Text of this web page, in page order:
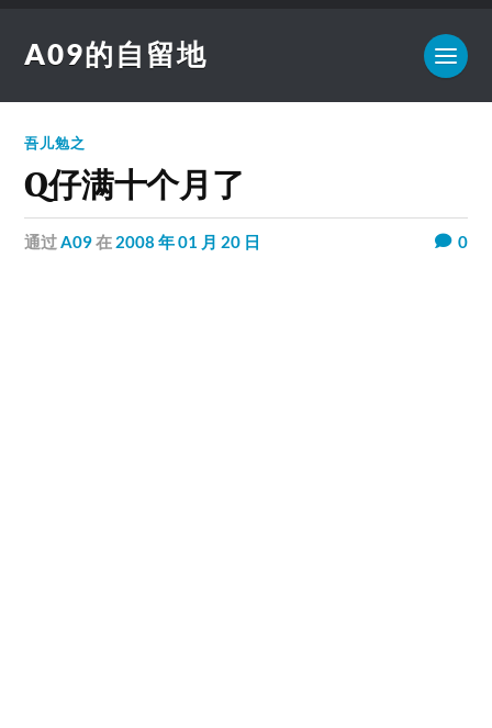
A09的自留地
吾儿勉之
Q仔满十个月了
通过A09在 2008 年 01 月 20 日 0